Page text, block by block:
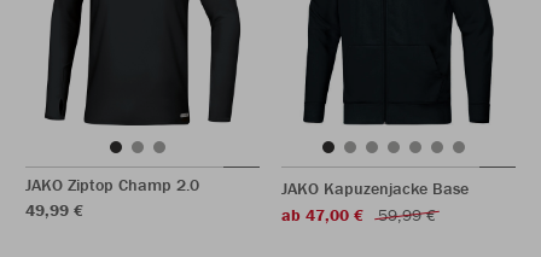
JAKO Ziptop Champ 2.0
49,99 €
JAKO Kapuzenjacke Base
ab 47,00 €
59,99 €